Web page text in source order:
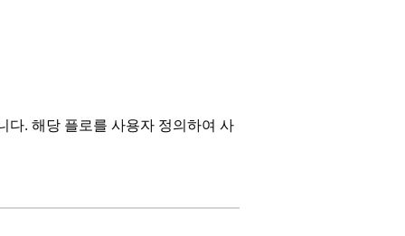
다. 해당 플로를 사용자 정의하여 사